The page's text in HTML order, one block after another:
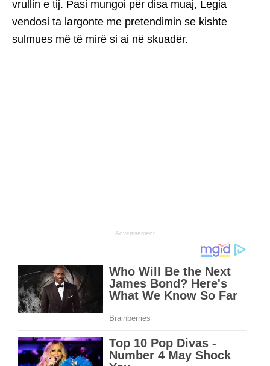
vrullin e tij. Pasi mungoi për disa muaj, Legia
vendosi ta largonte me pretendimin se kishte
sulmues më të mirë si ai në skuadër.
Advertisement